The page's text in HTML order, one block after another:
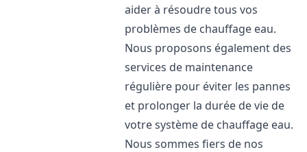
aider à résoudre tous vos
problèmes de chauffage eau.
Nous proposons également des
services de maintenance
régulière pour éviter les pannes
et prolonger la durée de vie de
votre système de chauffage eau.
Nous sommes fiers de nos